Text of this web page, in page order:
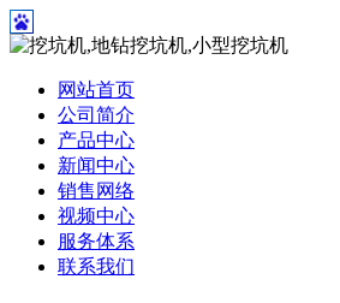
网站首页
公司简介
产品中心
新闻中心
销售网络
视频中心
服务体系
联系我们